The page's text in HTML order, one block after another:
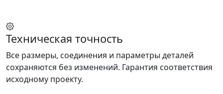
Техническая точность
Все размеры, соединения и параметры деталей
сохраняются без изменений. Гарантия соответствия
исходному проекту.